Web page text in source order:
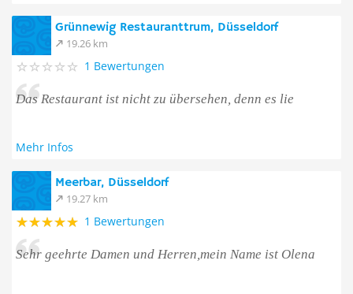
Grünnewig Restauranttrum, Düsseldorf
19.26 km
1 Bewertungen
Das Restaurant ist nicht zu übersehen, denn es lie
Mehr Infos
Meerbar, Düsseldorf
19.27 km
1 Bewertungen
Sehr geehrte Damen und Herren,mein Name ist Olena